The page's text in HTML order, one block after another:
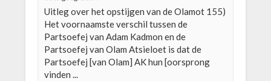
Uitleg over het opstijgen van de Olamot 155)
Het voornaamste verschil tussen de
Partsoefej van Adam Kadmon en de
Partsoefej van Olam Atsieloet is dat de
Partsoefej [van Olam] AK hun [oorsprong
vinden ...